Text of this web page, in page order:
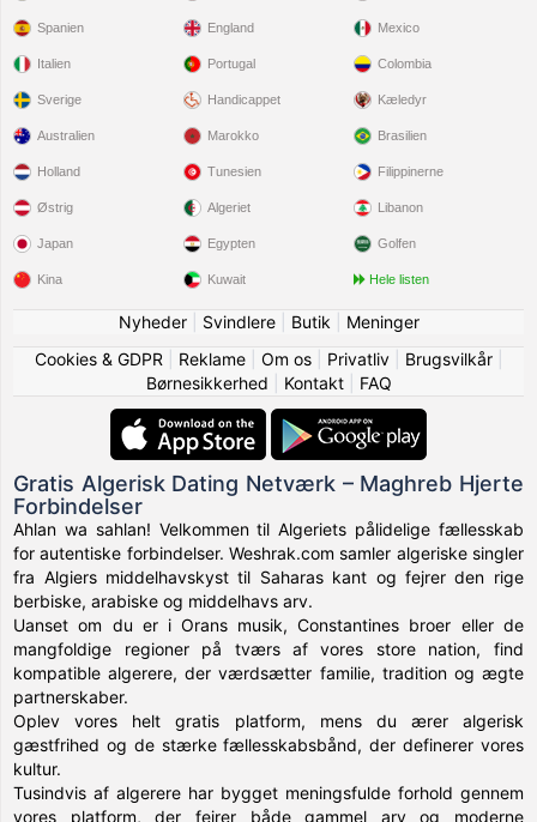
Spanien
Italien
Sverige
England
Portugal
Handicappet
Mexico
Colombia
Kæledyr
Australien
Holland
Østrig
Japan
Kina
Marokko
Tunesien
Algeriet
Egypten
Kuwait
Brasilien
Filippinerne
Libanon
Golfen
Hele listen
Nyheder| Svindlere| Butik
Meninger
Cookies & GDPR
Reklame| Om os| Privatliv| Brugsvilkår|
Børnesikkerhed
Kontakt| FAQ
Gratis Algerisk Dating Netværk – Maghreb Hjerte
Forbindelser
Ahlan wa sahlan! Velkommen til Algeriets pålidelige fællesskab
for autentiske forbindelser. Weshrak.com samler algeriske singler
fra Algiers middelhavskyst til Saharas kant og fejrer den rige
berbiske, arabiske og middelhavs arv.
Uanset om du er i Orans musik, Constantines broer eller de
mangfoldige regioner på tværs af vores store nation, find
kompatible algerere, der værdsætter familie, tradition og ægte
partnerskaber.
Oplev vores helt gratis platform, mens du ærer algerisk
gæstfrihed og de stærke fællesskabsbånd, der definerer vores
kultur.
Tusindvis af algerere har bygget meningsfulde forhold gennem
vores platform, der fejrer både gammel arv og moderne